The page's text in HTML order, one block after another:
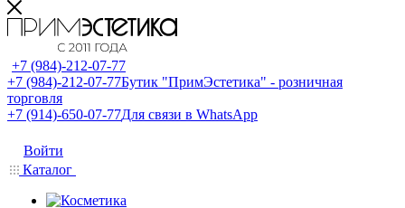
+7 (984)-212-07-77
+7 (984)-212-07-77Бутик "ПримЭстетика" - розничная
торговля
+7 (914)-650-07-77Для связи в WhatsApp
Войти
Каталог